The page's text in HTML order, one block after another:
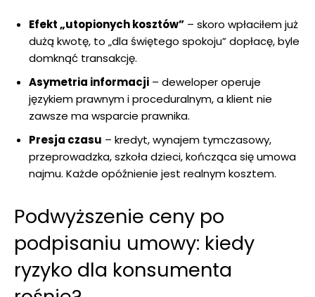
Efekt „utopionych kosztów” – skoro wpłaciłem już
dużą kwotę, to „dla świętego spokoju” dopłacę, byle
domknąć transakcję.
Asymetria informacji – deweloper operuje
językiem prawnym i proceduralnym, a klient nie
zawsze ma wsparcie prawnika.
Presja czasu – kredyt, wynajem tymczasowy,
przeprowadzka, szkoła dzieci, kończąca się umowa
najmu. Każde opóźnienie jest realnym kosztem.
Podwyższenie ceny po
podpisaniu umowy: kiedy
ryzyko dla konsumenta